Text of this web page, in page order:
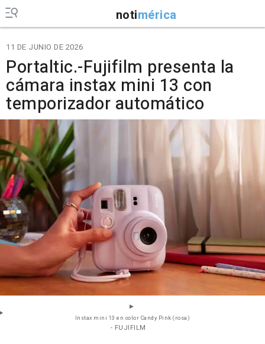
notimérica
11 DE JUNIO DE 2026
Portaltic.-Fujifilm presenta la
cámara instax mini 13 con
temporizador automático
Instax mini 13 en color Candy Pink (rosa)
- FUJIFILM